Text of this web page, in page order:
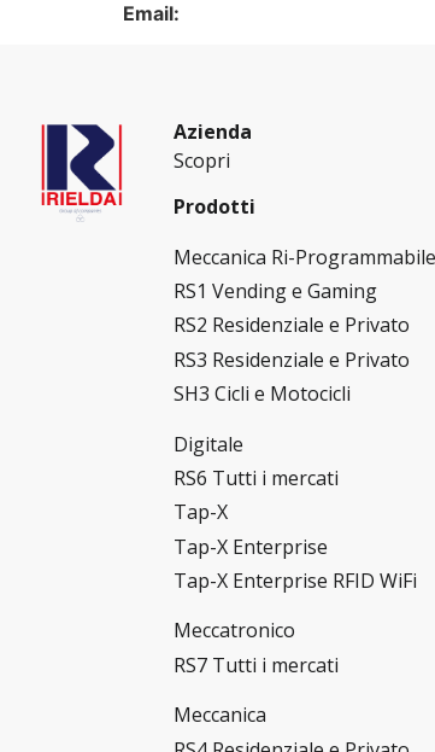
Email:
Azienda
Scopri
Prodotti
Meccanica Ri-Programmabile
RS1 Vending e Gaming
RS2 Residenziale e Privato
RS3 Residenziale e Privato
SH3 Cicli e Motocicli
Digitale
RS6 Tutti i mercati
Tap-X
Tap-X Enterprise
Tap-X Enterprise RFID WiFi
Meccatronico
RS7 Tutti i mercati
Meccanica